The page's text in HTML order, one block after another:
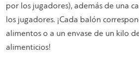
por los jugadores), además de una
los jugadores. ¡Cada balón
alimentos o a un envase de un kilo
alimenticios!